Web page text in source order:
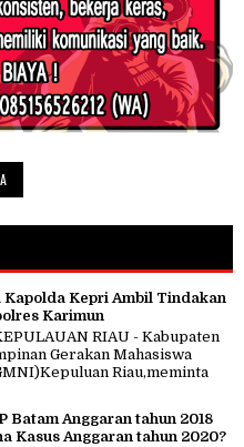
Kapolda Kepri Ambil Tindakan
Karimun
RIAU - Kabupaten
Gerakan Mahasiswa
Riau,meminta
Batam Anggaran tahun 2018
Kasus Anggaran tahun 2020?